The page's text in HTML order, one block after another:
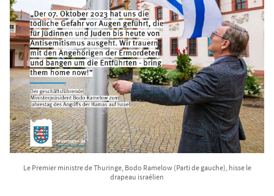
Le Premier ministre de Thuringe, Bodo Ramelow (Parti de gauche), hisse le
drapeau israélien